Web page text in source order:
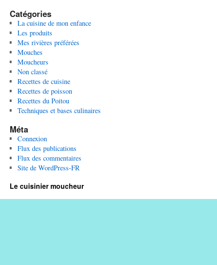
Catégories
La cuisine de mon enfance
Les produits
Mes rivières préférées
Mouches
Moucheurs
Non classé
Recettes de cuisine
Recettes de poisson
Recettes du Poitou
Techniques et bases culinaires
Méta
Connexion
Flux des publications
Flux des commentaires
Site de WordPress-FR
Le cuisinier moucheur